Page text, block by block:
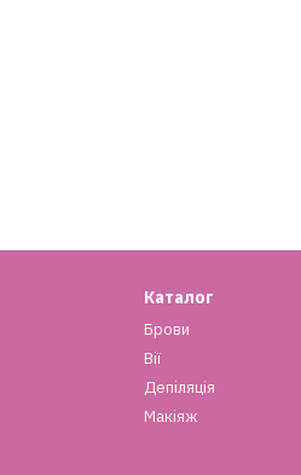
Каталог
Брови
Вії
Депіляція
Макіяж